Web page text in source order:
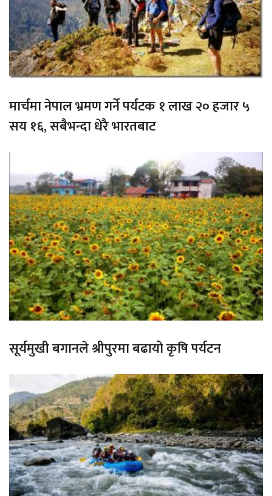
मार्चमा नेपाल भ्रमण गर्ने पर्यटक १ लाख २० हजार ५
सय १६, सबैभन्दा धेरै भारतबाट
सूर्यमुखी बगानले श्रीपुरमा बढायो कृषि पर्यटन